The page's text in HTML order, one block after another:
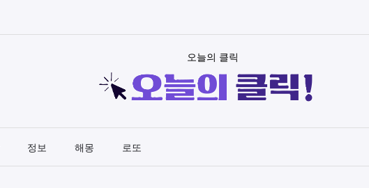
오늘의 클릭
정보 해몽 로또